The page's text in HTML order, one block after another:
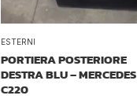
ESTERNI
PORTIERA POSTERIORE
DESTRA BLU – MERCEDES
C220